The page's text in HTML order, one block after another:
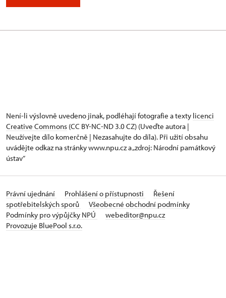
Není-li výslovně uvedeno jinak, podléhají fotografie a texty licenci
Creative Commons (CC BY-NC-ND 3.0 CZ) (Uveďte autora |
Neužívejte dílo komerčně | Nezasahujte do díla). Při užití obsahu
uvádějte odkaz na stránky www.npu.cz a „zdroj: Národní památkový
ústav“
Právní ujednání Prohlášení o přístupnosti
Řešení
spotřebitelských sporů
Všeobecné obchodní podmínky
Podmínky pro výpůjčky NPÚ
webeditor@npu.cz
Provozuje BluePool s.r.o.